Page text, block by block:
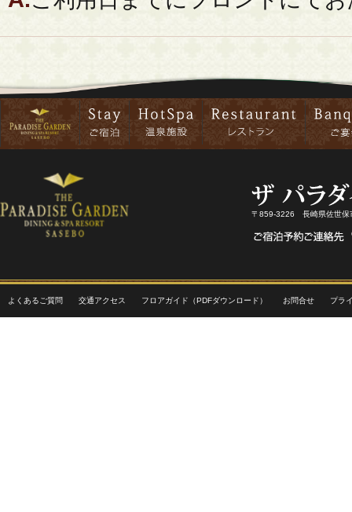
〒859-3226 長崎県佐世保
よくあるご質問 交通アクセス フロアガイド（PDFダウンロード） お問合せ プラ